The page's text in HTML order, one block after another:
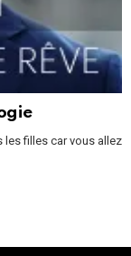
les filles car vous allez